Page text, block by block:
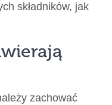
składników, jak
zachować